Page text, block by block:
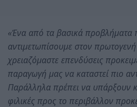
«Ένα από τα βασικά προβλήματα
αντιμετωπίσουμε στον πρωτογενή
χρειαζόμαστε επενδύσεις
παραγωγή μας να καταστεί πιο
Παράλληλα πρέπει να υπάρξουν
φιλικές προς το περιβάλλον